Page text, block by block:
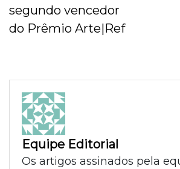
segundo vencedor
do Prêmio Arte|Ref
Equipe Editorial
Os artigos assinados pela